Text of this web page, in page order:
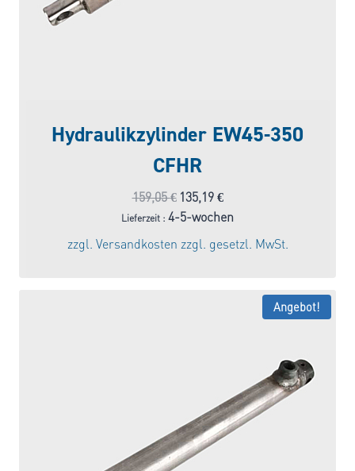
Hydraulikzylinder EW45-350
CFHR
159,05€ Ursprünglicher
Preis
war:
159,05 €
135,19 €Aktueller
Preis
Lieferzeit : 4-5-wochen
zzgl. Versandkosten zzgl. gesetzl. MwSt.
Angebot!